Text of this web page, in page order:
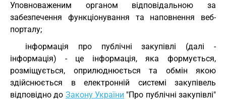
Уповноваженим органом відповідальною за
забезпечення функціонування та наповнення веб-
порталу;
інформація про публічні закупівлі (далі -
інформація) - це інформація, яка формується,
розміщується, оприлюднюється та обмін якою
здійснюється в електронній системі закупівель
відповідно до Закону України "Про публічні закупівлі"